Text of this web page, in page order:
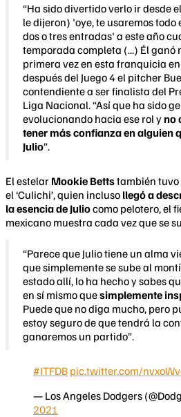
“Ha sido divertido verlo ir desde
le dijeron) 'oye, te usaremos
dos o tres entradas' a este año
temporada completa (...) Él ganó
primera vez en esta franquicia
después del Juego 4 el pitcher
contendiente a ser finalista del
Liga Nacional. “Así que ha sido
evolucionando hacia ese rol y no
tener más confianza en alguien
Julio”.
El estelar Mookie Bettstambién
el ‘Culichi’, quien incluso llegó a
la esencia de Juliocomo pelotero, el
mexicano muestra cada vez que se
“Parece que Julio tiene un alma
que simplemente se sube al
estado allí, lo ha hecho y sabes
en sí mismo quesimplemente
Puede que no diga mucho, pero
estoy seguro de que tendrá la
ganaremos un partido”.
#ITFDB pic.twitter.com/
— Los Angeles Dodgers
2021